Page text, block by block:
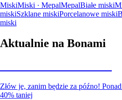
MiskiMiski · MepalMepalBiałe miski
miskiSzklane miskiPorcelanowe miski
miski
Aktualnie na Bonami
Złów je, zanim będzie za późno!
40% taniej